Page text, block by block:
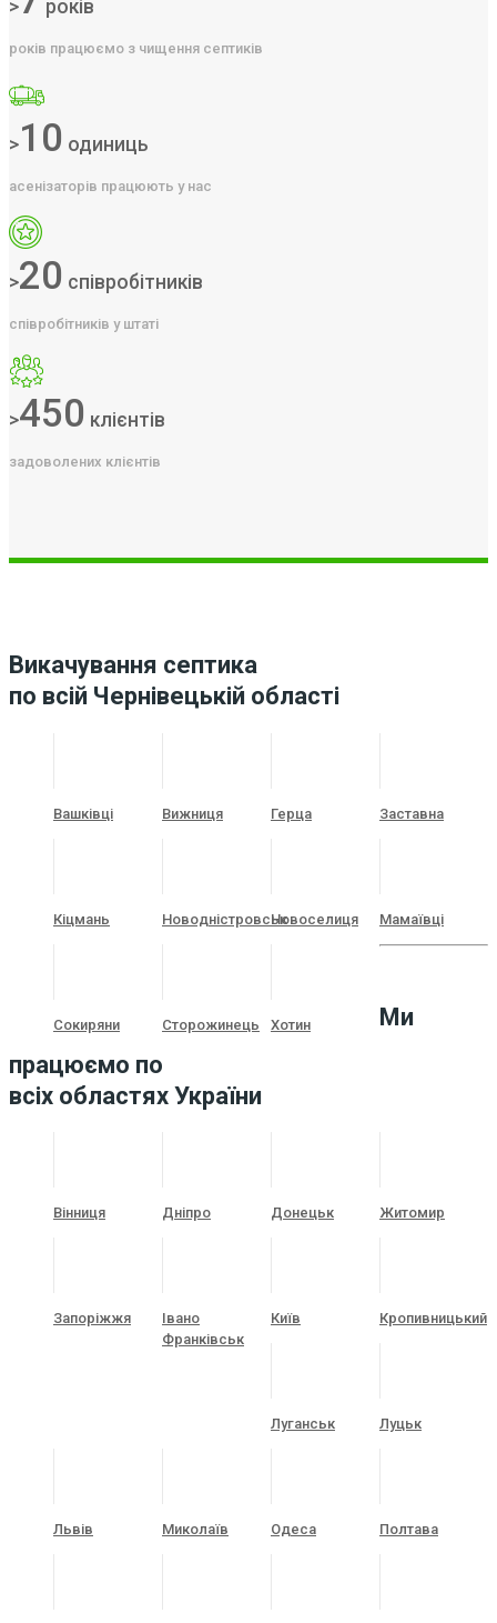
> років
років працюємо з чищення септиків
>10 одиниць
асенізаторів працюють у нас
>20 співробітників
співробітників у штаті
>450 клієнтів
задоволених клієнтів
Викачування септика
по всій Чернівецькій області
Вашківці Вижниця Герца Заставна
Кіцмань НоводністровськНовоселиця Мамаївці
Сокиряни Сторожинець Хотин
Ми
працюємо по
всіх областях України
Вінниця Дніпро Донецьк Житомир
Запоріжжя
Івано
Франківськ
Київ Кропивницький
Луганськ Луцьк
Львів Миколаїв Одеса Полтава